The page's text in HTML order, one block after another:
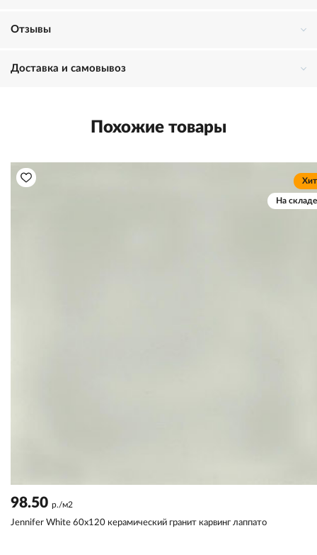
Отзывы
Доставка и самовывоз
Похожие товары
Хит
На складе
98.50 р./м2
Jennifer White 60x120 керамический гранит карвинг лаппато